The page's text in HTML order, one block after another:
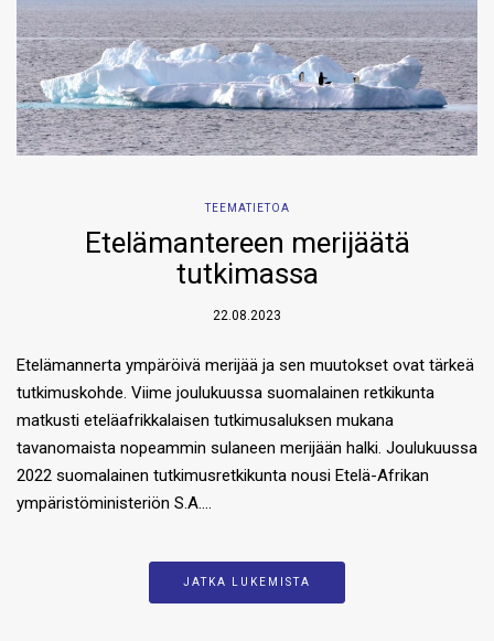
TEEMATIETOA
Etelämantereen merijäätä
tutkimassa
22.08.2023
Etelämannerta ympäröivä merijää ja sen muutokset ovat tärkeä
tutkimuskohde. Viime joulukuussa suomalainen retkikunta
matkusti eteläafrikkalaisen tutkimusaluksen mukana
tavanomaista nopeammin sulaneen merijään halki. Joulukuussa
2022 suomalainen tutkimusretkikunta nousi Etelä-Afrikan
ympäristöministeriön S.A….
JATKA LUKEMISTA